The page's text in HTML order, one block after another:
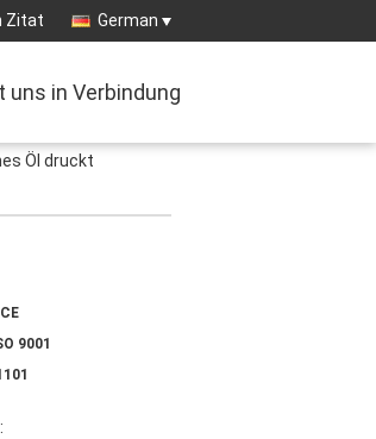
Zitat German
uns in Verbindung
Öl druckt
9001